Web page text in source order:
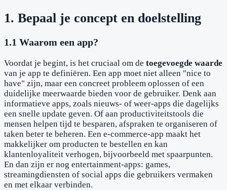
1. Bepaal je concept en doelstelling
1.1 Waarom een app?
Voordat je begint, is het cruciaal om de toegevoegde waarde
van je app te definiëren. Een app moet niet alleen "nice to
have" zijn, maar een concreet probleem oplossen of een
duidelijke meerwaarde bieden voor de gebruiker. Denk aan
informatieve apps, zoals nieuws- of weer-apps die dagelijks
een snelle update geven. Of aan productiviteitstools die
mensen helpen tijd te besparen, afspraken te organiseren of
taken beter te beheren. Een e-commerce-app maakt het
makkelijker om producten te bestellen en kan
klantenloyaliteit verhogen, bijvoorbeeld met spaarpunten.
En dan zijn er nog entertainment-apps: games,
streamingdiensten of social apps die gebruikers vermaken
en met elkaar verbinden.